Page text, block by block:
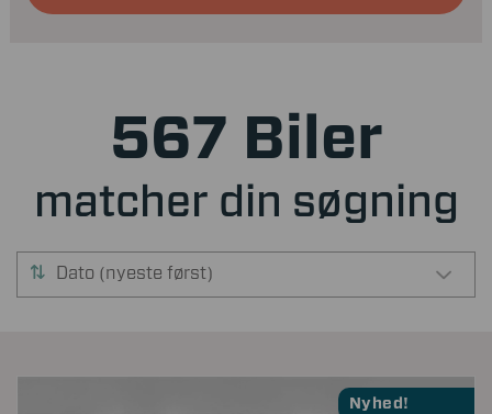
567 Biler
matcher din søgning
Dato (nyeste først)
Nyhed!